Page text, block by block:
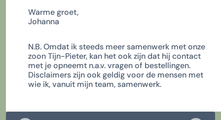
Warme groet,
Johanna
N.B. Omdat ik steeds meer samenwerk met onze
zoon Tijn-Pieter, kan het ook zijn dat hij contact
met je opneemt n.a.v. vragen of bestellingen.
Disclaimers zijn ook geldig voor de mensen met
wie ik, vanuit mijn team, samenwerk.